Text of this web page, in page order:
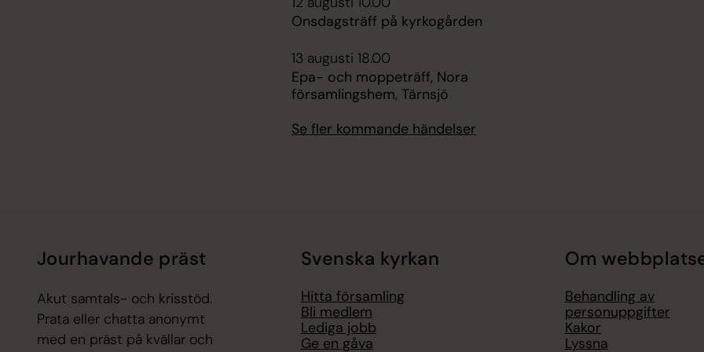
Onsdagsträff på kyrkogården
13 augusti 18.00
Epa- och moppeträff, Nora
församlingshem, Tärnsjö
Se fler kommande händelser
Jourhavande präst
Akut samtals- och krisstöd.
Prata eller chatta anonymt
med en präst på kvällar och
Svenska kyrkan
Hitta församling
Bli medlem
Lediga jobb
Ge en gåva
Om
Behandling av
personuppgifter
Kakor
Lyssna